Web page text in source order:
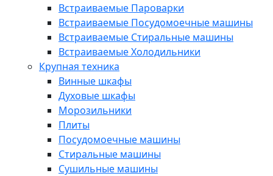
Встраиваемые Пароварки
Встраиваемые Посудомоечные машины
Встраиваемые Стиральные машины
Встраиваемые Холодильники
Крупная техника
Винные шкафы
Духовые шкафы
Морозильники
Плиты
Посудомоечные машины
Стиральные машины
Сушильные машины